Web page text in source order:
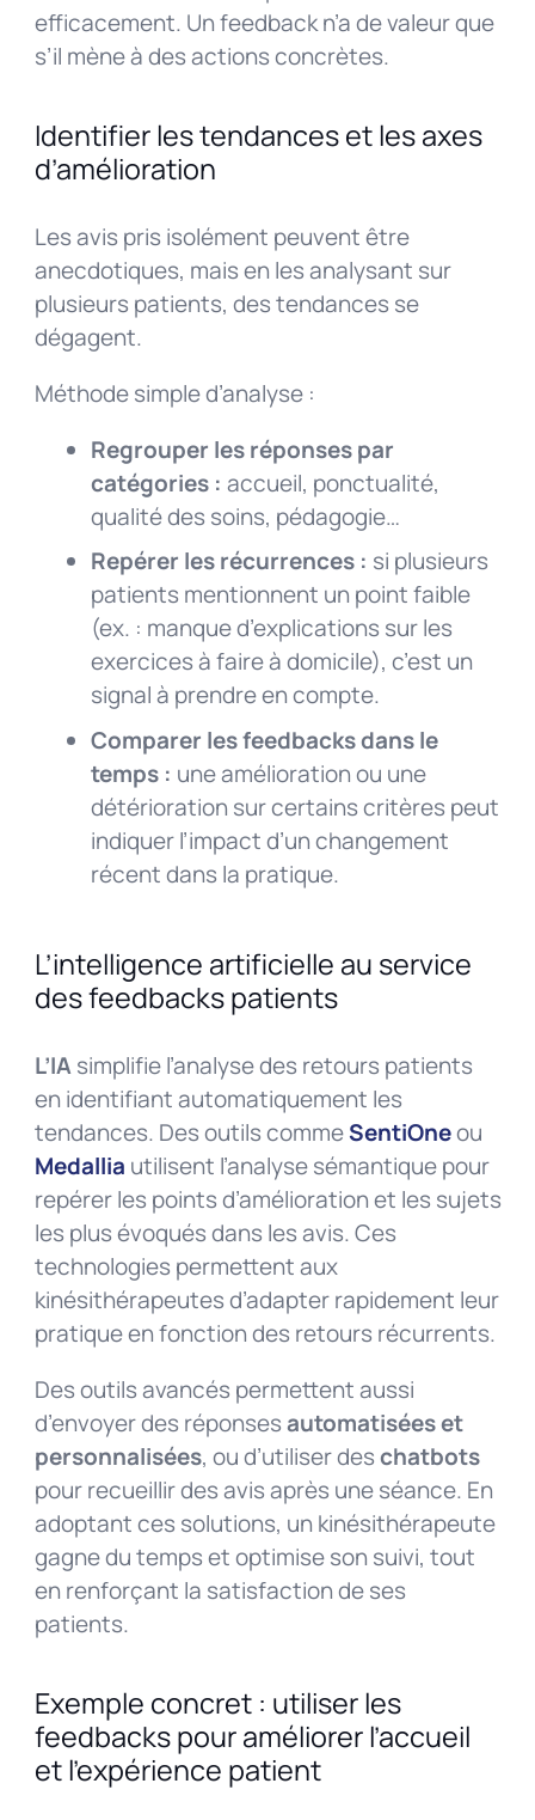
efficacement. Un feedback n’a de valeur que
s’il mène à des actions concrètes.
Identifier les tendances et les axes
d’amélioration
Les avis pris isolément peuvent être
anecdotiques, mais en les analysant sur
plusieurs patients, des tendances se
dégagent.
Méthode simple d’analyse :
Regrouper les réponses par
catégories : accueil, ponctualité,
qualité des soins, pédagogie…
Repérer les récurrences : si plusieurs
patients mentionnent un point faible
(ex. : manque d’explications sur les
exercices à faire à domicile), c’est un
signal à prendre en compte.
Comparer les feedbacks dans le
temps : une amélioration ou une
détérioration sur certains critères peut
indiquer l’impact d’un changement
récent dans la pratique.
L’intelligence artificielle au service
des feedbacks patients
L’IAsimplifie l’analyse des retours patients
en identifiant automatiquement les
tendances. Des outils commeSentiOneou
Medallia utilisent l’analyse sémantique pour
repérer les points d’amélioration et les sujets
les plus évoqués dans les avis. Ces
technologies permettent aux
kinésithérapeutes d’adapter rapidement leur
pratique en fonction des retours récurrents.
Des outils avancés permettent aussi
d’envoyer des réponsesautomatisées et
personnalisées, ou d’utiliser deschatbots
pour recueillir des avis après une séance. En
adoptant ces solutions, un kinésithérapeute
gagne du temps et optimise son suivi, tout
en renforçant la satisfaction de ses
patients.
Exemple concret : utiliser les
feedbacks pour améliorer l’accueil
et l’expérience patient